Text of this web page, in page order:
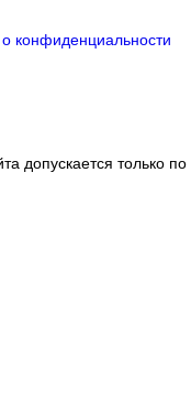
конфиденциальности
допускается только